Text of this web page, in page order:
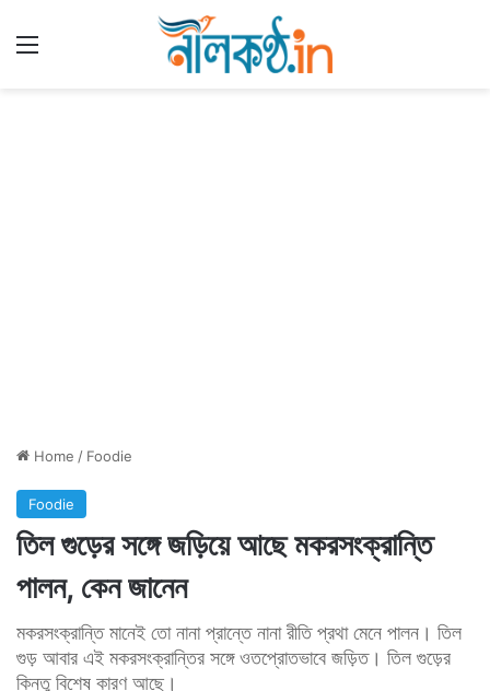
Home / Foodie
Foodie
তিল গুড়ের সঙ্গে জড়িয়ে আছে মকরসংক্রান্তি
পালন, কেন জানেন
মকরসংক্রান্তি মানেই তো নানা প্রান্তে নানা রীতি প্রথা মেনে পালন। তিল
গুড় আবার এই মকরসংক্রান্তির সঙ্গে ওতপ্রোতভাবে জড়িত। তিল গুড়ের
কিন্তু বিশেষ কারণ আছে।